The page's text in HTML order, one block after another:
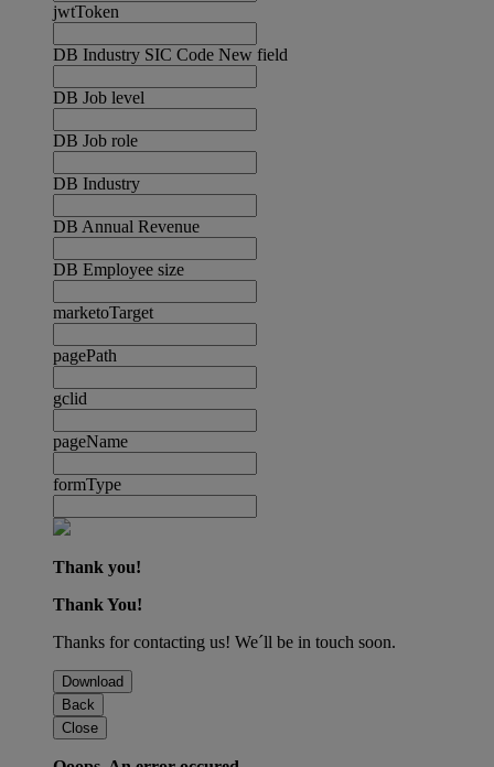
jwtToken
DB Industry SIC Code New field
DB Job level
DB Job role
DB Industry
DB Annual Revenue
DB Employee size
marketoTarget
pagePath
gclid
pageName
formType
Thank you!
Thank You!
Thanks for contacting us! We´ll be in touch soon.
Download
Back
Close